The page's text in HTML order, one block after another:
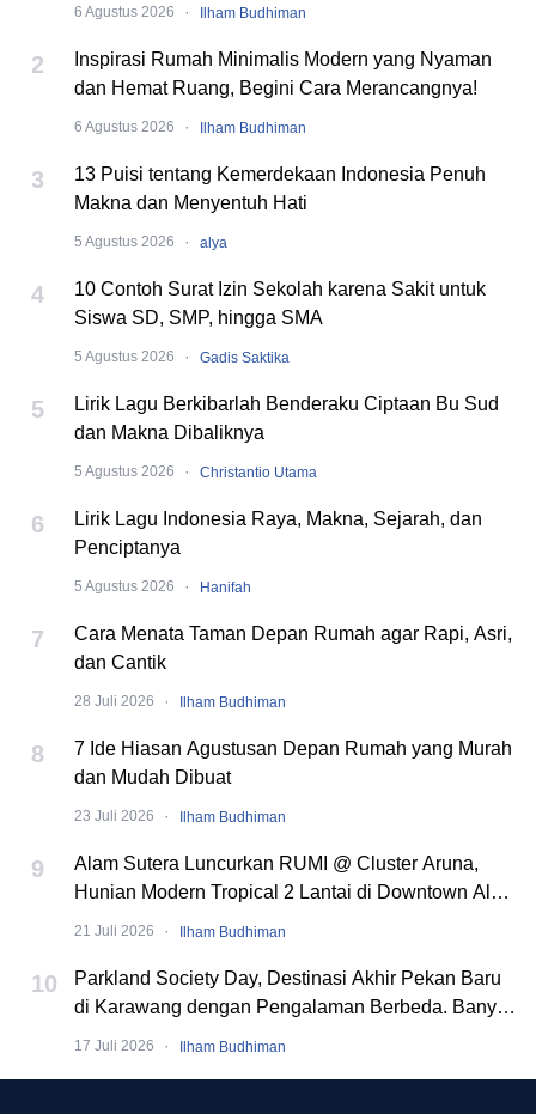
6 Agustus 2026 · Ilham Budhiman
2
Inspirasi Rumah Minimalis Modern yang Nyaman
dan Hemat Ruang, Begini Cara Merancangnya!
6 Agustus 2026 · Ilham Budhiman
3
13 Puisi tentang Kemerdekaan Indonesia Penuh
Makna dan Menyentuh Hati
5 Agustus 2026 · alya
4
10 Contoh Surat Izin Sekolah karena Sakit untuk
Siswa SD, SMP, hingga SMA
5 Agustus 2026 · Gadis Saktika
5
Lirik Lagu Berkibarlah Benderaku Ciptaan Bu Sud
dan Makna Dibaliknya
5 Agustus 2026 · Christantio Utama
6
Lirik Lagu Indonesia Raya, Makna, Sejarah, dan
Penciptanya
5 Agustus 2026 · Hanifah
7
Cara Menata Taman Depan Rumah agar Rapi, Asri,
dan Cantik
28 Juli 2026 · Ilham Budhiman
8
7 Ide Hiasan Agustusan Depan Rumah yang Murah
dan Mudah Dibuat
23 Juli 2026 · Ilham Budhiman
9
Alam Sutera Luncurkan RUMI @ Cluster Aruna,
Hunian Modern Tropical 2 Lantai di Downtown Alam
Sutera
21 Juli 2026 · Ilham Budhiman
10
Parkland Society Day, Destinasi Akhir Pekan Baru
di Karawang dengan Pengalaman Berbeda. Banyak
Event Seru!
17 Juli 2026 · Ilham Budhiman